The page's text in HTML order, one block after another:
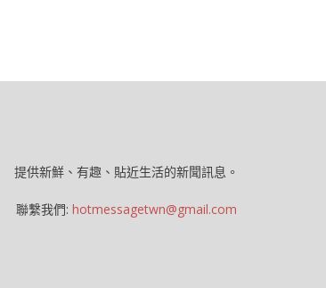
提供新鮮、有趣、貼近生活的新聞訊息。
聯繫我們: hotmessagetwn@gmail.com